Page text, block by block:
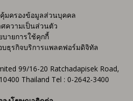
มครองข้อมูลส่วนบุคคล
ความเป็นส่วนตัว
บายการใช้คุกกี้
บธุรกิจบริการแพลตฟอร์มดิจิทัล
99/16-20 Ratchadapisek Road,
Thailand Tel : 0-2642-3400